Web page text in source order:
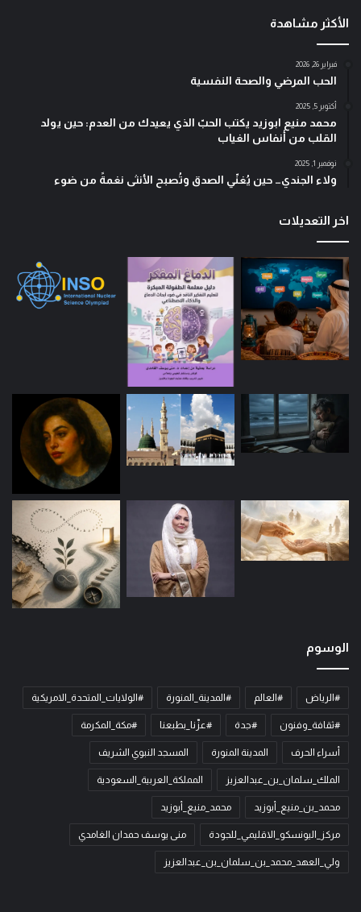
الأكثر مشاهدة
فبراير 26, 2026
الحب المرضي والصحة النفسية
أكتوبر 5, 2025
محمد منيع ابوزيد يكتب الحبّ الذي يعيدك من العدم: حين يولد
القلب من أنفاس الغياب
نوفمبر 1, 2025
ولاء الجندي… حين يُغنّي الصدق وتُصبح الأنثى نغمةً من ضوء
اخر التعديلات
الوسوم
#الرياض #العالم #المدينة_المنورة #الولايات_المتحدة_الامريكية
#ثقافة_وفنون #جدة #عزّنا_بطبعنا #مكة_المكرمة
أسراء الحرف المدينة المنورة المسجد النبوي الشريف
الملك_سلمان_بن_عبدالعزيز المملكة_العربية_السعودية
محمد_بن_منيع_أبوزيد محمد_منيع_أبوزيد
مركز_اليونسكو_الاقليمي_للجودة منى يوسف حمدان الغامدي
ولي_العهد_محمد_بن_سلمان_بن_عبدالعزيز